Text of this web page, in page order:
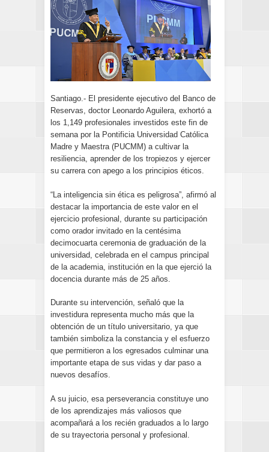
Santiago.- El presidente ejecutivo del Banco de
Reservas, doctor Leonardo Aguilera, exhortó a
los 1,149 profesionales investidos este fin de
semana por la Pontificia Universidad Católica
Madre y Maestra (PUCMM) a cultivar la
resiliencia, aprender de los tropiezos y ejercer
su carrera con apego a los principios éticos.
“La inteligencia sin ética es peligrosa”, afirmó al
destacar la importancia de este valor en el
ejercicio profesional, durante su participación
como orador invitado en la centésima
decimocuarta ceremonia de graduación de la
universidad, celebrada en el campus principal
de la academia, institución en la que ejerció la
docencia durante más de 25 años.
Durante su intervención, señaló que la
investidura representa mucho más que la
obtención de un título universitario, ya que
también simboliza la constancia y el esfuerzo
que permitieron a los egresados culminar una
importante etapa de sus vidas y dar paso a
nuevos desafíos.
A su juicio, esa perseverancia constituye uno
de los aprendizajes más valiosos que
acompañará a los recién graduados a lo largo
de su trayectoria personal y profesional.